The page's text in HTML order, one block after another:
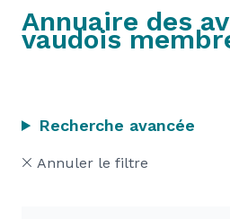
Annuaire des
vaudois
Recherche avancée
Annuler le filtre